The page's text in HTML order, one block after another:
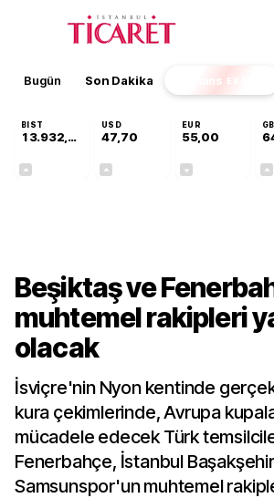
Bugün Son Dakika Finans EKSTRA
BIST
13.932,50
USD
47,70
EUR
55,00
Beşiktaş ve
muhtemel rakipleri
olacak
İsviçre'nin Nyon kentinde
kura çekimlerinde, Avrupa
mücadele edecek Türk
Fenerbahçe, İstanbul
Samsunspor'un muhtemel